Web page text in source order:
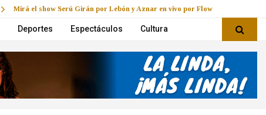
Mirá el show Serú Girán por Lebón y Aznar en vivo por Flow
Deportes Espectáculos Cultura